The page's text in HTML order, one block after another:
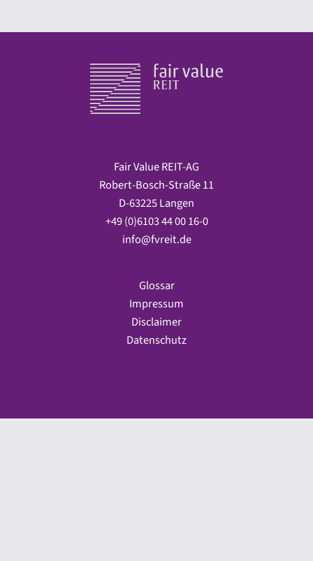
Fair Value REIT-AG
Robert-Bosch-Straße 11
D-63225 Langen
+49 (0)6103 44 00 16-0
info@fvreit.de
Glossar
Impressum
Disclaimer
Datenschutz